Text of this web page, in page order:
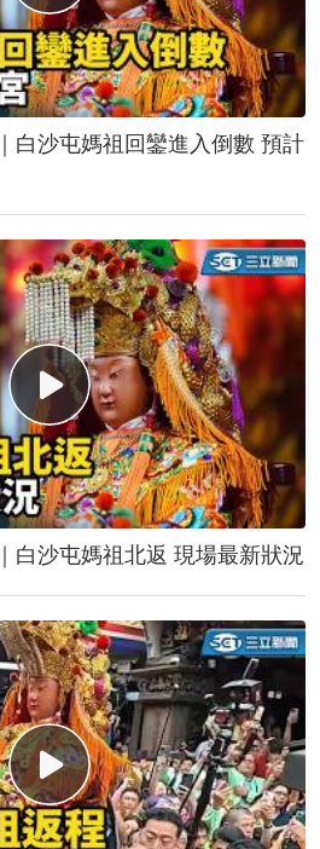
白沙屯媽祖回鑾進入倒數 預計
白沙屯媽祖北返 現場最新狀況